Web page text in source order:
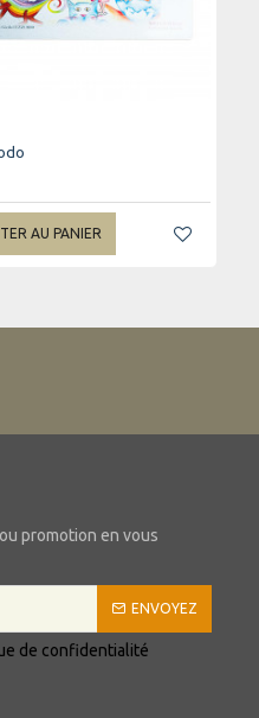
AU PANIER
promotion en vous
ENVOYEZ
de confidentialité